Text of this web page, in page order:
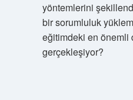
yöntemlerini
bir sorumluluk
eğitimdeki en
gerçekleşiyor?